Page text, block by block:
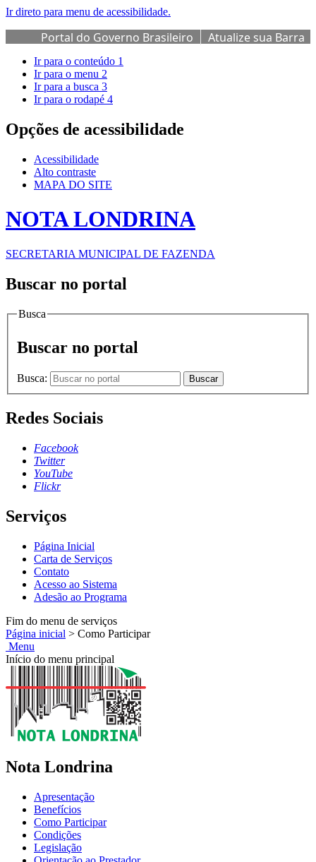
Ir direto para menu de acessibilidade.
Portal do Governo Brasileiro
Atualize sua Barra
de Governo
Ir para o conteúdo 1
Ir para o menu 2
Ir para a busca 3
Ir para o rodapé 4
Opções de acessibilidade
Acessibilidade
Alto contraste
MAPA DO SITE
NOTA LONDRINA
SECRETARIA MUNICIPAL DE FAZENDA
Buscar no portal
Busca
Buscar no portal
Busca: Buscar
Redes Sociais
Facebook
Twitter
YouTube
Flickr
Serviços
Página Inicial
Carta de Serviços
Contato
Acesso ao Sistema
Adesão ao Programa
Fim do menu de serviços
Página inicial > Como Participar
Menu
Início do menu principal
Nota Londrina
Apresentação
Benefícios
Como Participar
Condições
Legislação